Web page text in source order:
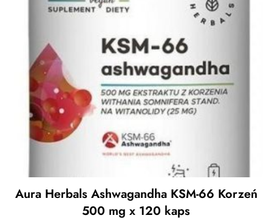
Aura Herbals Ashwagandha KSM-66 Korzeń
500 mg x 120 kaps